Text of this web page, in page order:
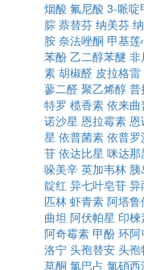
烟酸 氟尼酸 3-哌啶
腙 萘替芬 纳美芬
胺 奈法唑酮 甲基
苯酚 乙二醇苯醚 非
素 胡椒醛 皮拉格雷
蓼二醛 聚乙烯醇 普
特罗 榄香素 依来曲
诺沙星 恩拉霉素 恩
星 依普菌素 依普罗
苷 依达比星 咪达那
哚美辛 英加韦林
靛红 异七叶皂苷 异
匹林 虾青素 阿塔鲁
曲坦 阿伏帕星 印楝
阿奇霉素 甲酚 环阿
洛宁 头孢替安 头孢
草酮 氯巴占 氯硝西